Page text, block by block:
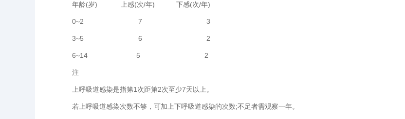
年龄(岁) 上感(次/年) 下感(次/年)
0~2 7 3
3~5 6 2
6~14 5 2
注
上呼吸道感染是指第1次距第2次至少7天以上。
若上呼吸道感染次数不够，可加上下呼吸道感染的次数;不足者需观察一年。